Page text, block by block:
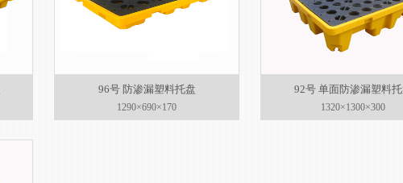
96号 防渗漏塑料托盘
1290×690×170
92号 单面防渗漏塑料
1320×1300×300